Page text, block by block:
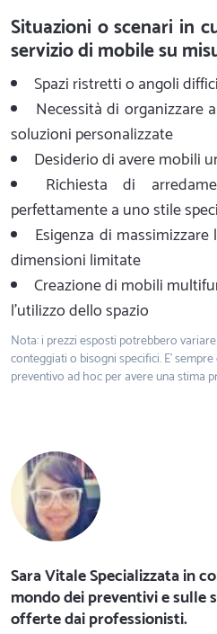
Situazioni o scenari in
servizio di mobile su
Spazi ristretti o angoli
Necessità di organizzare
soluzioni personalizzate
Desiderio di avere mobili
Richiesta di
perfettamente a uno stile
Esigenza di
dimensioni limitate
Creazione di mobili
l'utilizzo dello spazio
Nota: i prezzi esposti potrebbero
conteggiati o bisogni specifici. E'
preventivo ad hoc per avere una stima
Sara Vitale Specializzata in
mondo dei preventivi e sulle
offerte dai professionisti.